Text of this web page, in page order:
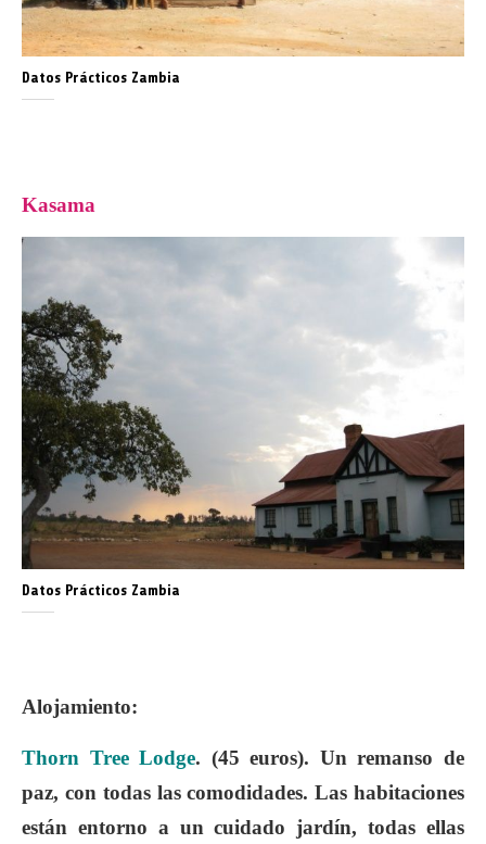
Datos Prácticos Zambia
Kasama
Datos Prácticos Zambia
Alojamiento:
Thorn Tree Lodge. (45 euros). Un remanso de
paz, con todas las comodidades. Las habitaciones
están entorno a un cuidado jardín, todas ellas